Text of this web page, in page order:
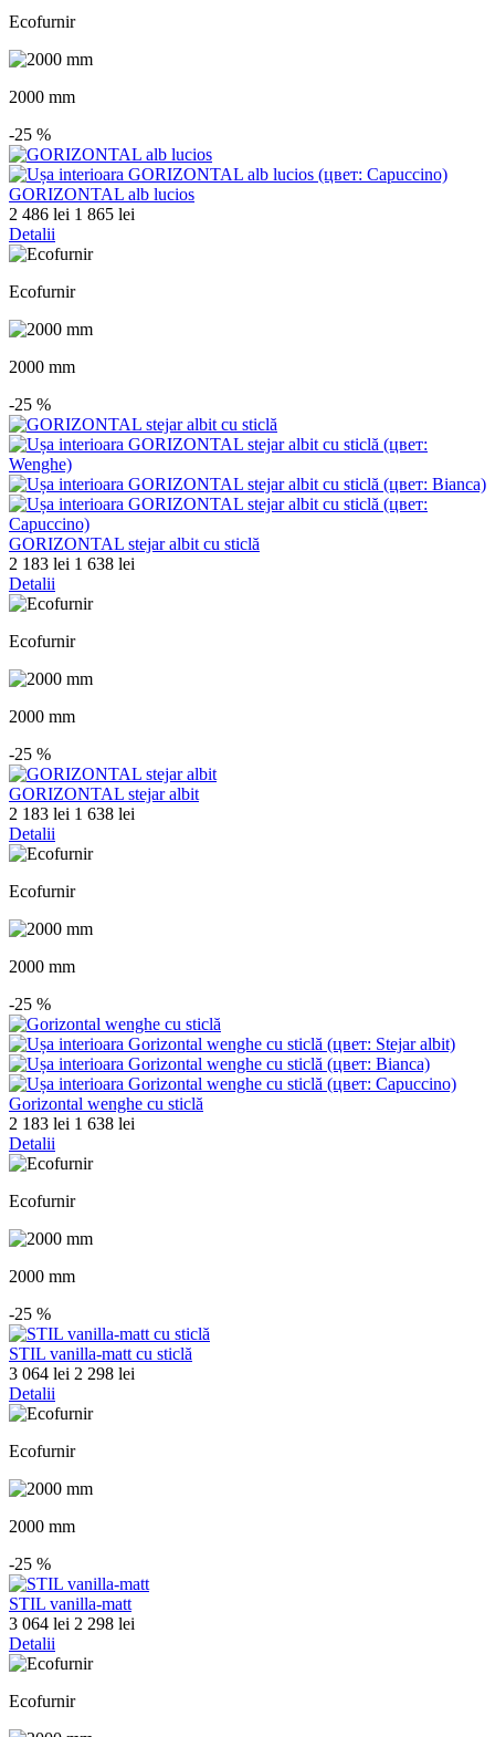
Ecofurnir
2000 mm
-25 %
GORIZONTAL alb lucios
2 486 lei 1 865 lei
Detalii
Ecofurnir
2000 mm
-25 %
GORIZONTAL stejar albit cu sticlă
2 183 lei 1 638 lei
Detalii
Ecofurnir
2000 mm
-25 %
GORIZONTAL stejar albit
2 183 lei 1 638 lei
Detalii
Ecofurnir
2000 mm
-25 %
Gorizontal wenghe cu sticlă
2 183 lei 1 638 lei
Detalii
Ecofurnir
2000 mm
-25 %
STIL vanilla-matt cu sticlă
3 064 lei 2 298 lei
Detalii
Ecofurnir
2000 mm
-25 %
STIL vanilla-matt
3 064 lei 2 298 lei
Detalii
Ecofurnir